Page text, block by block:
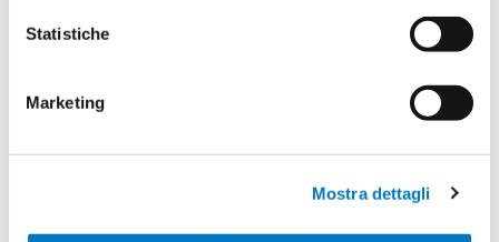
Statistiche
Marketing
Mostra dettagli
Cellula Ancona